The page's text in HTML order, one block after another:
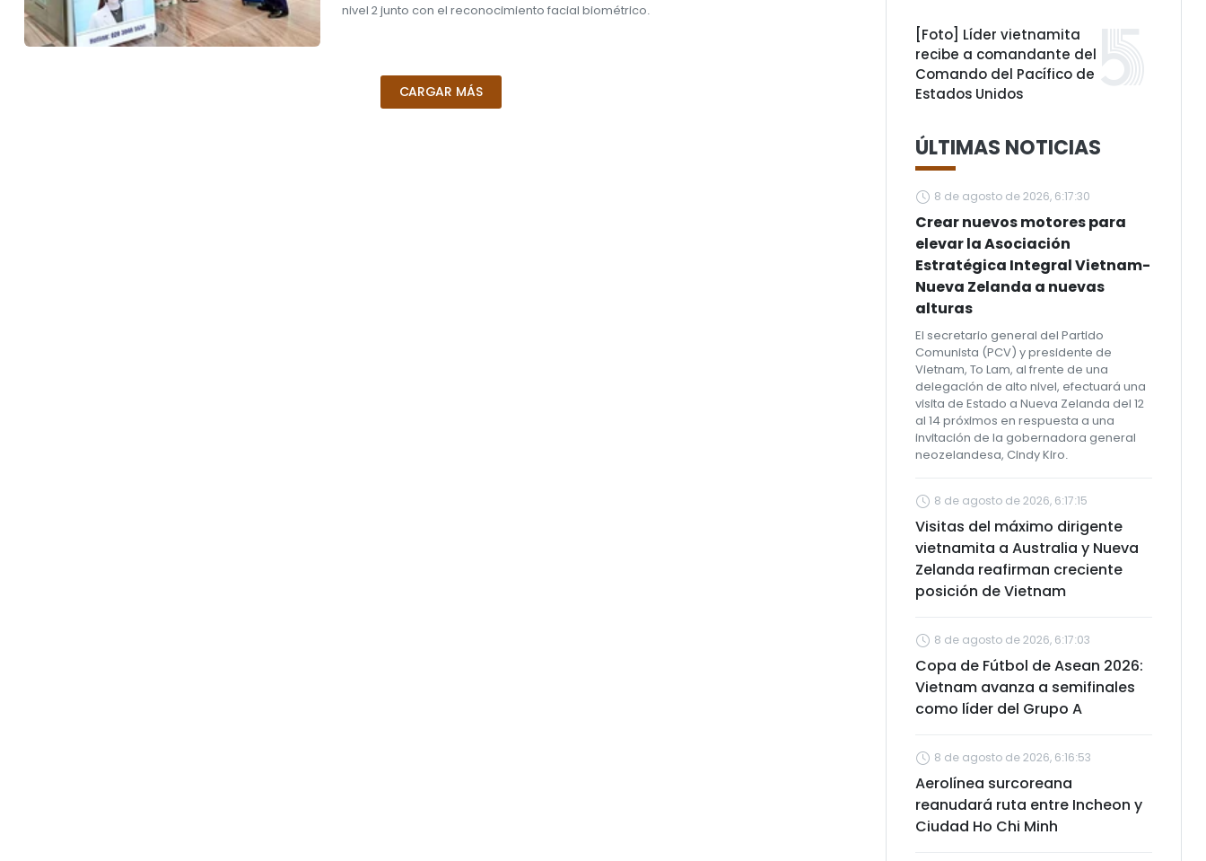
nivel 2 junto con el reconocimiento facial biométrico.
CARGAR MÁS
[Foto] Líder vietnamita
recibe a comandante del
Comando del Pacífico de
Estados Unidos
ÚLTIMAS NOTICIAS
8 de agosto de 2026, 6:17:30
Crear nuevos motores para
elevar la Asociación
Estratégica Integral Vietnam-
Nueva Zelanda a nuevas
alturas
El secretario general del Partido
Comunista (PCV) y presidente de
Vietnam, To Lam, al frente de una
delegación de alto nivel, efectuará una
visita de Estado a Nueva Zelanda del 12
al 14 próximos en respuesta a una
invitación de la gobernadora general
neozelandesa, Cindy Kiro.
8 de agosto de 2026, 6:17:15
Visitas del máximo dirigente
vietnamita a Australia y Nueva
Zelanda reafirman creciente
posición de Vietnam
8 de agosto de 2026, 6:17:03
Copa de Fútbol de Asean 2026:
Vietnam avanza a semifinales
como líder del Grupo A
8 de agosto de 2026, 6:16:53
Aerolínea surcoreana
reanudará ruta entre Incheon y
Ciudad Ho Chi Minh